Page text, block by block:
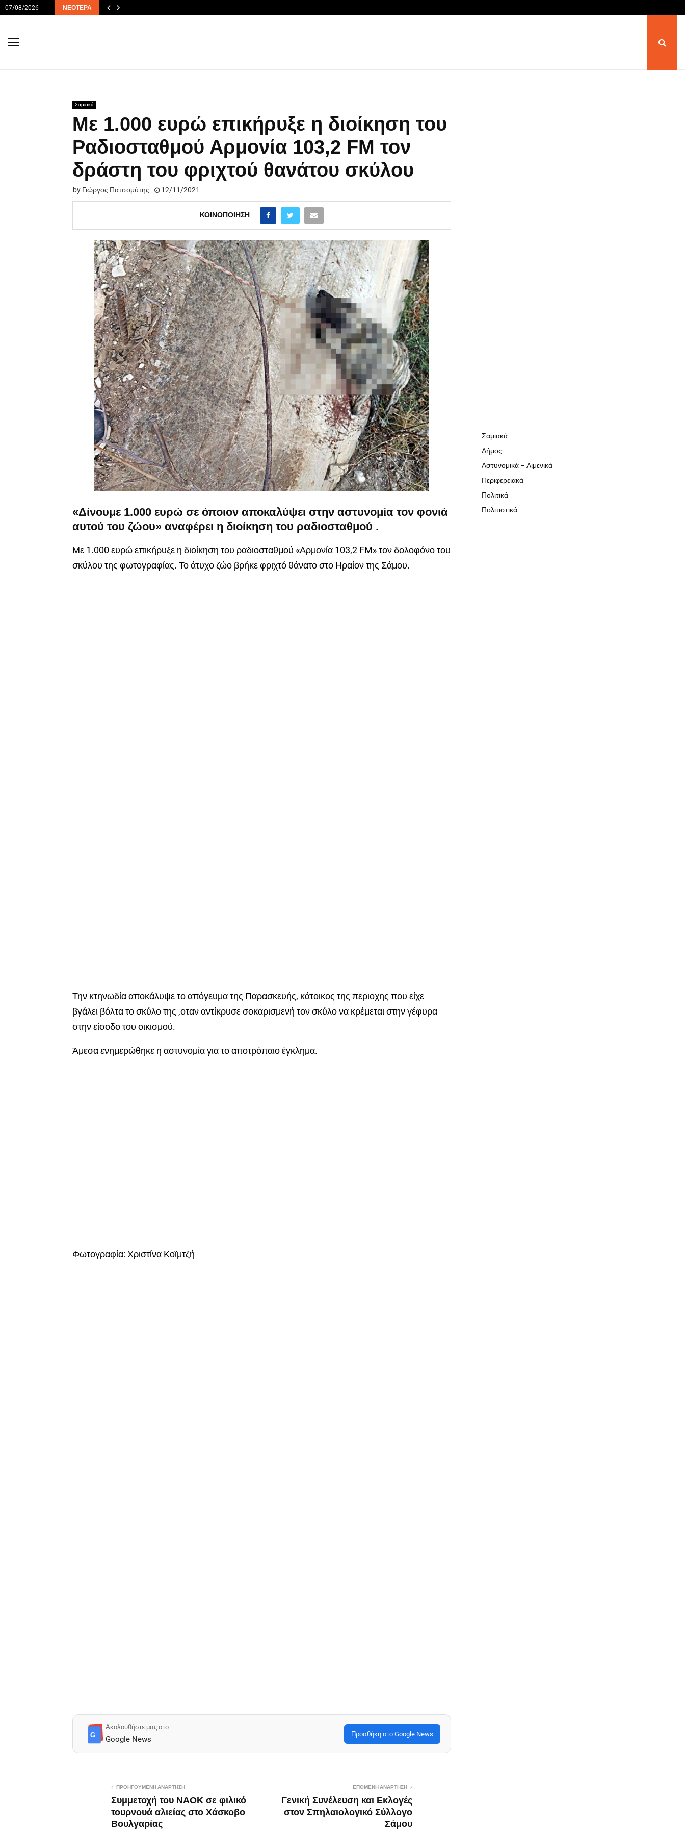
07/08/2026 ΝΕΌΤΕΡΑ
Σαμιακά
Με 1.000 ευρώ επικήρυξε η διοίκηση του
Ραδιοσταθμού Αρμονία 103,2 FM τον
δράστη του φριχτού θανάτου σκύλου
by Γιώργος Πατσομύτης 12/11/2021
ΚΟΙΝΟΠΟΊΗΣΗ
«Δίνουμε 1.000 ευρώ σε όποιον αποκαλύψει στην αστυνομία τον φονιά
αυτού του ζώου» αναφέρει η διοίκηση του ραδιοσταθμού .
Με 1.000 ευρώ επικήρυξε η διοίκηση του ραδιοσταθμού «Αρμονία 103,2 FM» τον δολοφόνο του
σκύλου της φωτογραφίας. Το άτυχο ζώο βρήκε φριχτό θάνατο στο Ηραίον της Σάμου.
Την κτηνωδία αποκάλυψε το απόγευμα της Παρασκευής, κάτοικος της περιοχης που είχε
βγάλει βόλτα το σκύλο της ,οταν αντίκρυσε σοκαρισμενή τον σκύλο να κρέμεται στην γέφυρα
στην είσοδο του οικισμού.
Άμεσα ενημερώθηκε η αστυνομία για το αποτρόπαιο έγκλημα.
Φωτογραφία: Χριστίνα Κοϊμτζή
G≡
Ακολουθήστε μας στο
Google News
Προσθήκη στο Google News
ΠΡΟΗΓΟΎΜΕΝΗ ΑΝΆΡΤΗΣΗ
Συμμετοχή του ΝΑΟΚ σε φιλικό
τουρνουά αλιείας στο Χάσκοβο
Βουλγαρίας
ΕΠΌΜΕΝΗ ΑΝΆΡΤΗΣΗ
Γενική Συνέλευση και Εκλογές
στον Σπηλαιολογικό Σύλλογο
Σάμου
Σαμιακά
Δήμος
Αστυνομικά – Λιμενικά
Περιφερειακά
Πολιτικά
Πολιτιστικά